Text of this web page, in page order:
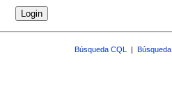
Búsqueda CQL |